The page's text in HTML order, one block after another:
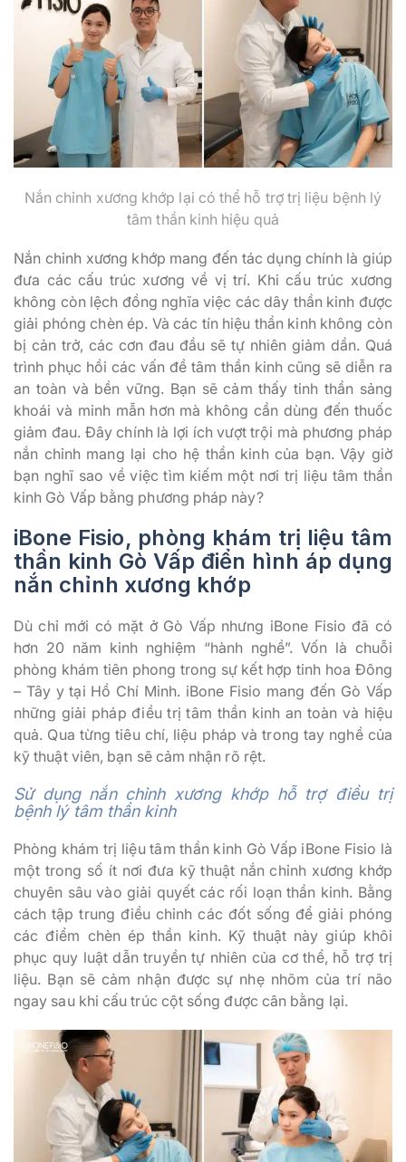
Nắn chỉnh xương khớp lại có thể hỗ trợ trị liệu bệnh lý
tâm thần kinh hiệu quả
Nắn chỉnh xương khớp mang đến tác dụng chính là giúp
đưa các cấu trúc xương về vị trí. Khi cấu trúc xương
không còn lệch đồng nghĩa việc các dây thần kinh được
giải phóng chèn ép. Và các tín hiệu thần kinh không còn
bị cản trở, các cơn đau đầu sẽ tự nhiên giảm dần. Quá
trình phục hồi các vấn đề tâm thần kinh cũng sẽ diễn ra
an toàn và bền vững. Bạn sẽ cảm thấy tinh thần sảng
khoái và minh mẫn hơn mà không cần dùng đến thuốc
giảm đau. Đây chính là lợi ích vượt trội mà phương pháp
nắn chỉnh mang lại cho hệ thần kinh của bạn. Vậy giờ
bạn nghĩ sao về việc tìm kiếm một nơi trị liệu tâm thần
kinh Gò Vấp bằng phương pháp này?
iBone Fisio, phòng khám trị liệu tâm
thần kinh Gò Vấp điển hình áp dụng
nắn chỉnh xương khớp
Dù chỉ mới có mặt ở Gò Vấp nhưng iBone Fisio đã có
hơn 20 năm kinh nghiệm “hành nghề”. Vốn là chuỗi
phòng khám tiên phong trong sự kết hợp tinh hoa Đông
– Tây y tại Hồ Chí Minh. iBone Fisio mang đến Gò Vấp
những giải pháp điều trị tâm thần kinh an toàn và hiệu
quả. Qua từng tiêu chí, liệu pháp và trong tay nghề của
kỹ thuật viên, bạn sẽ cảm nhận rõ rệt.
Sử dụng nắn chỉnh xương khớp hỗ trợ điều trị
bệnh lý tâm thần kinh
Phòng khám trị liệu tâm thần kinh Gò Vấp iBone Fisio là
một trong số ít nơi đưa kỹ thuật nắn chỉnh xương khớp
chuyên sâu vào giải quyết các rối loạn thần kinh. Bằng
cách tập trung điều chỉnh các đốt sống để giải phóng
các điểm chèn ép thần kinh. Kỹ thuật này giúp khôi
phục quy luật dẫn truyền tự nhiên của cơ thể, hỗ trợ trị
liệu. Bạn sẽ cảm nhận được sự nhẹ nhõm của trí não
ngay sau khi cấu trúc cột sống được cân bằng lại.